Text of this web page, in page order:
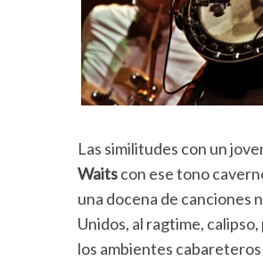
Las similitudes con un
Waitscon ese tono
una docena de canciones
Unidos, al ragtime,
los ambientes